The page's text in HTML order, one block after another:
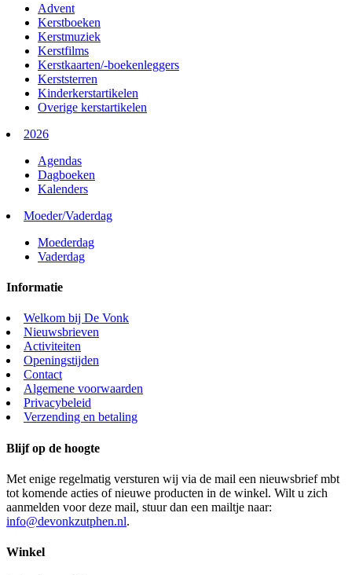
Advent
Kerstboeken
Kerstmuziek
Kerstfilms
Kerstkaarten/-boekenleggers
Kerststerren
Kinderkerstartikelen
Overige kerstartikelen
2026
Agendas
Dagboeken
Kalenders
Moeder/Vaderdag
Moederdag
Vaderdag
Informatie
Welkom bij De Vonk
Nieuwsbrieven
Activiteiten
Openingstijden
Contact
Algemene voorwaarden
Privacybeleid
Verzending en betaling
Blijf op de hoogte
Met enige regelmatig versturen wij via de mail een nieuwsbrief mbt
tot komende acties of nieuwe producten in de winkel. Wilt u zich
aanmelden voor deze mail, stuur dan een mailtje naar:
info@devonkzutphen.nl.
Winkel